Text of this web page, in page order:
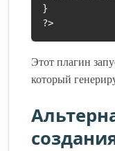
}
?>
Этот плагин
который